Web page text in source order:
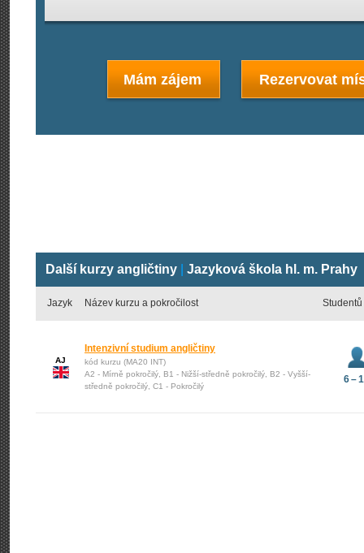
Mám zájem Rezervovat
Další kurzy angličtiny Jazyková škola hl. m. Prahy
Jazyk Název kurzu a pokročilost Studentů
AJ
Intenzivní studium angličtiny
kód kurzu (MA20 INT)
A2 - Mírně pokročilý, B1 - Nižší-středně pokročilý, B2 - Vyšší-
středně pokročilý, C1 - Pokročilý
6 –